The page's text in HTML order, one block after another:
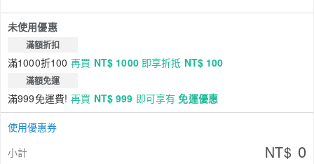
未使用優惠
滿額折扣
滿1000折100 再買 NT$ 1000即享折抵 NT$ 100
滿額免運
滿999免運費! 再買 NT$ 999 即可享有免運優惠
使用優惠券
小計
NT$ 0